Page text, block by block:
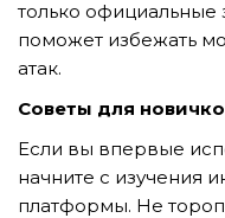
только официальные
поможет избежать
атак.
Советы для
Если вы впервые
начните с изучения
платформы. Не